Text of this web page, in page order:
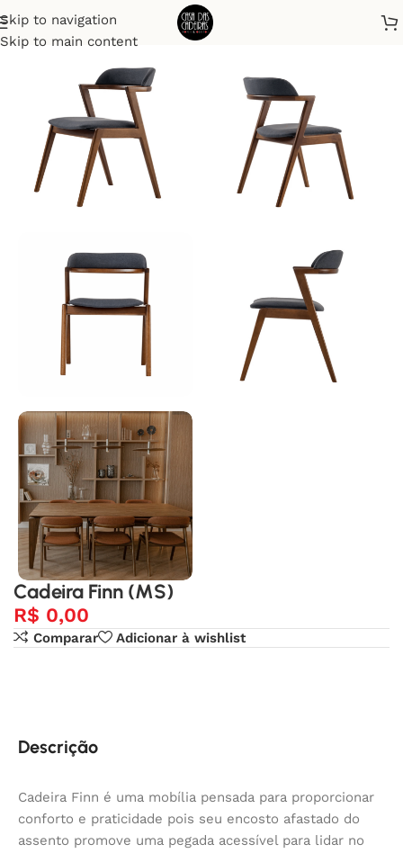
Skip to navigation
Skip to main content
Início Cadeiras
Cadeira Finn (MS)
R$ 0,00
Comparar Adicionar à wishlist
Descrição
Cadeira Finn é uma mobília pensada para proporcionar
conforto e praticidade pois seu encosto afastado do
assento promove uma pegada acessível para lidar no